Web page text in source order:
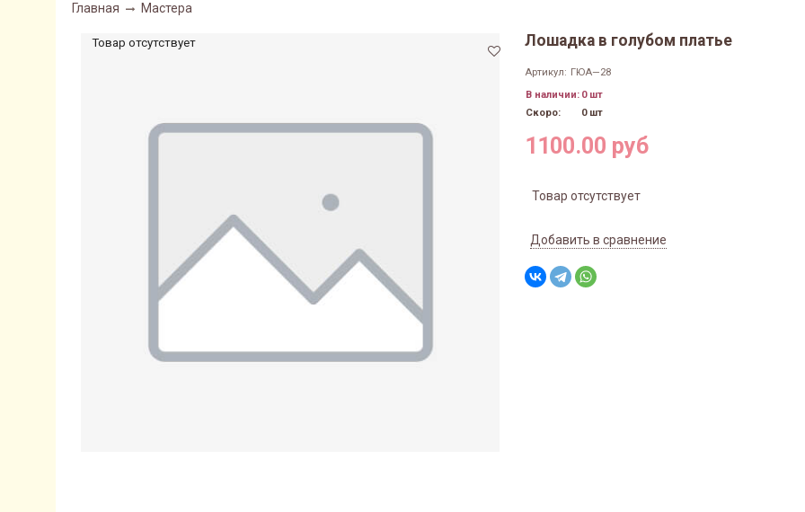
Главная Мастера
Товар отсутствует Лошадка в голубом платье
Артикул: ГЮА—28
В наличии: 0 шт
Скоро:
0 шт
1100.00 руб
Товар отсутствует
Добавить в сравнение